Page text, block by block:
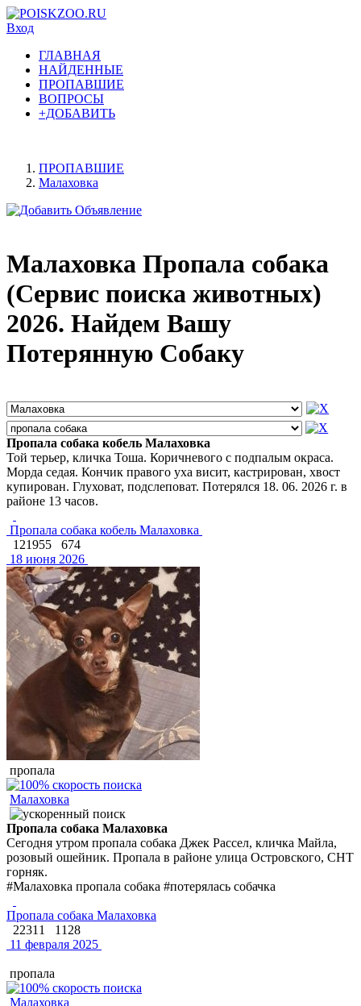
Вход
ГЛАВНАЯ
НАЙДЕННЫЕ
ПРОПАВШИЕ
ВОПРОСЫ
+ДОБАВИТЬ
ПРОПАВШИЕ
Малаховка
Малаховка Пропала собака
(Сервис поиска животных)
2026. Найдем Вашу
Потерянную Собаку
Пропала собака кобель Малаховка
Той терьер, кличка Тоша. Коричневого с подпалым окраса.
Морда седая. Кончик правого уха висит, кастрирован, хвост
купирован. Глуховат, подслеповат. Потерялся 18. 06. 2026 г. в
районе 13 часов.
Пропала собака кобель Малаховка
121955
674
18 июня 2026
пропала
Малаховка
Пропала собака Малаховка
Сегодня утром пропала собака Джек Рассел, кличка Майла,
розовый ошейник. Пропала в районе улица Островского, СНТ
горняк.
#Малаховка пропала собака #потерялась собачка
Пропала собака Малаховка
22311
1128
11 февраля 2025
пропала
Малаховка